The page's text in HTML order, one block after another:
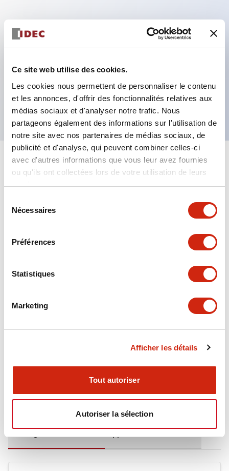
Ce site web utilise des cookies.
Les cookies nous permettent de personnaliser le contenu
et les annonces, d'offrir des fonctionnalités relatives aux
médias sociaux et d'analyser notre trafic. Nous
partageons également des informations sur l'utilisation de
notre site avec nos partenaires de médias sociaux, de
publicité et d'analyse, qui peuvent combiner celles-ci
avec d'autres informations que vous leur avez fournies
ou qu'ils ont collectées lors de votre utilisation de leurs
services.
Nécessaires
Préférences
Statistiques
Marketing
Afficher les détails
Tout autoriser
Autoriser la sélection
Caractéristiques clés
Le commutateur sélecteur avec clé adopte une
structure à goupille à cylindre haute sécurité
La structure de protection est IP65 (IEC60529)
Spécifications
Aesthetic Specifications
Electrical Specifications (rated illuminated
Mechanical Specifications
Documents et fichiers